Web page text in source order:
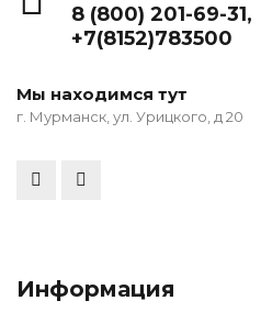
8 (800) 201-69-31,
+7(8152)783500
Мы находимся тут
г. Мурманск, ул. Урицкого, д 20
Информация